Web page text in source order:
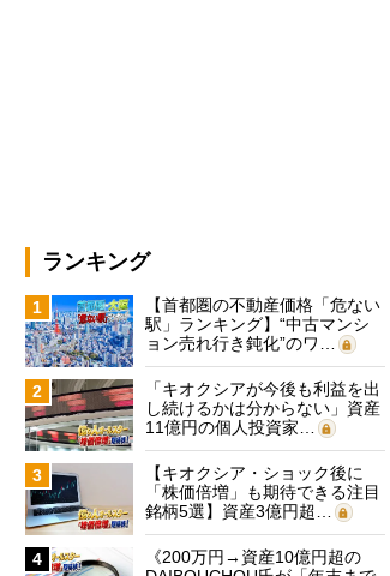
ランキング
1
【首都圏の不動産価格「危ない
駅」ランキング】“中古マンシ
ョン売れ行き鈍化”のワ…
2
「キオクシアが今後も利益を出
し続けるかは分からない」資産
11億円の個人投資家…
3
【キオクシア・ショック後に
「株価倍増」も期待できる注目
銘柄5選】資産3億円超…
4
《200万円→資産10億円超の